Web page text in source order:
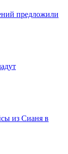
предложили
из Сианя в